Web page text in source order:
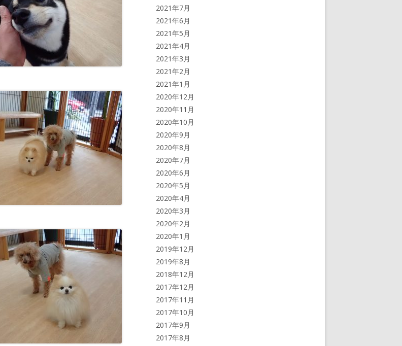
2021年7月
2021年6月
2021年5月
2021年4月
2021年3月
2021年2月
2021年1月
2020年12月
2020年11月
2020年10月
2020年9月
2020年8月
2020年7月
2020年6月
2020年5月
2020年4月
2020年3月
2020年2月
2020年1月
2019年12月
2019年8月
2018年12月
2017年12月
2017年11月
2017年10月
2017年9月
2017年8月